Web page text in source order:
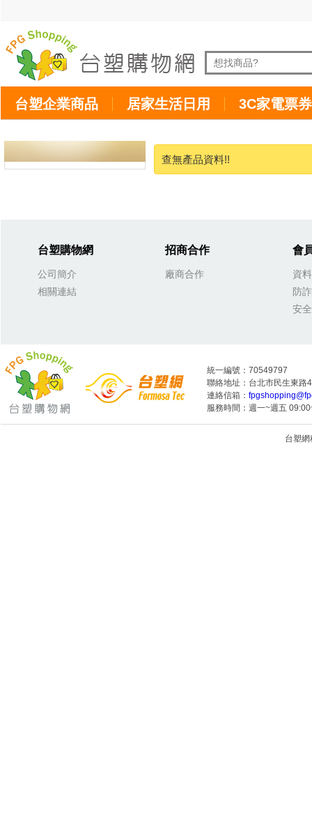
台塑企業商品 居家生活日用 3C家電票券
查無產品資料!!
台塑購物網
公司簡介
相關連結
招商合作
廠商合作
會
資
防
安
統一編號：70549797
聯絡地址：台北市民生東路
連絡信箱：
服務時間：週一~週五
台塑